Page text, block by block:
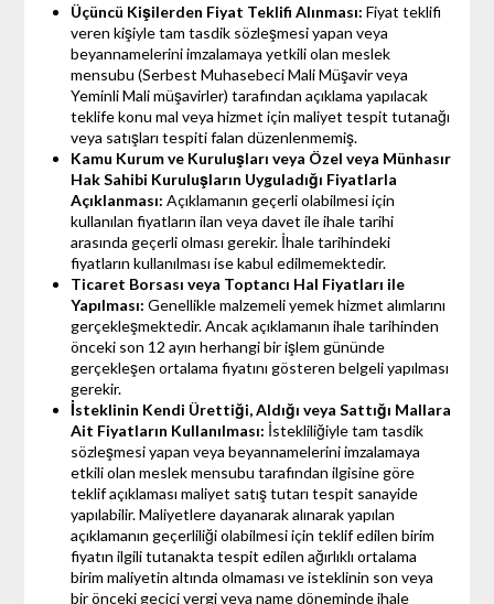
Üçüncü Kişilerden Fiyat Teklifi Alınması: Fiyat teklifi
veren kişiyle tam tasdik sözleşmesi yapan veya
beyannamelerini imzalamaya yetkili olan meslek
mensubu (Serbest Muhasebeci Mali Müşavir veya
Yeminli Mali müşavirler) tarafından açıklama yapılacak
teklife konu mal veya hizmet için maliyet tespit tutanağı
veya satışları tespiti falan düzenlenmemiş.
Kamu Kurum ve Kuruluşları veya Özel veya Münhasır
Hak Sahibi Kuruluşların Uyguladığı Fiyatlarla
Açıklanması: Açıklamanın geçerli olabilmesi için
kullanılan fiyatların ilan veya davet ile ihale tarihi
arasında geçerli olması gerekir. İhale tarihindeki
fiyatların kullanılması ise kabul edilmemektedir.
Ticaret Borsası veya Toptancı Hal Fiyatları ile
Yapılması: Genellikle malzemeli yemek hizmet alımlarını
gerçekleşmektedir. Ancak açıklamanın ihale tarihinden
önceki son 12 ayın herhangi bir işlem gününde
gerçekleşen ortalama fiyatını gösteren belgeli yapılması
gerekir.
İsteklinin Kendi Ürettiği, Aldığı veya Sattığı Mallara
Ait Fiyatların Kullanılması: İstekliliğiyle tam tasdik
sözleşmesi yapan veya beyannamelerini imzalamaya
etkili olan meslek mensubu tarafından ilgisine göre
teklif açıklaması maliyet satış tutarı tespit sanayide
yapılabilir. Maliyetlere dayanarak alınarak yapılan
açıklamanın geçerliliği olabilmesi için teklif edilen birim
fiyatın ilgili tutanakta tespit edilen ağırlıklı ortalama
birim maliyetin altında olmaması ve isteklinin son veya
bir önceki geçici vergi veya name döneminde ihale